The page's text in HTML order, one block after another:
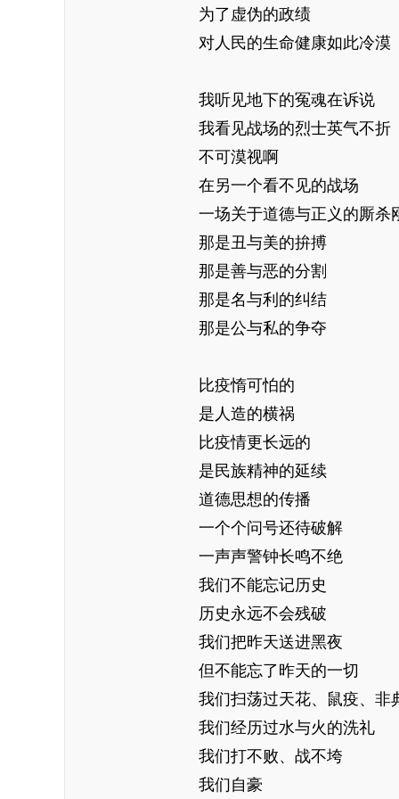
为了虚伪的政绩
对人民的生命健康如此冷漠
我听见地下的冤魂在诉说
我看见战场的烈士英气不折
不可漠视啊
在另一个看不见的战场
一场关于道德与正义的厮杀
那是丑与美的拚搏
那是善与恶的分割
那是名与利的纠结
那是公与私的争夺
比疫惰可怕的
是人造的横祸
比疫情更长远的
是民族精神的延续
道德思想的传播
一个个问号还待破解
一声声警钟长鸣不绝
我们不能忘记历史
历史永远不会残破
我们把昨天送进黑夜
但不能忘了昨天的一切
我们扫荡过天花、鼠疫、非
我们经历过水与火的洗礼
我们打不败、战不垮
我们自豪